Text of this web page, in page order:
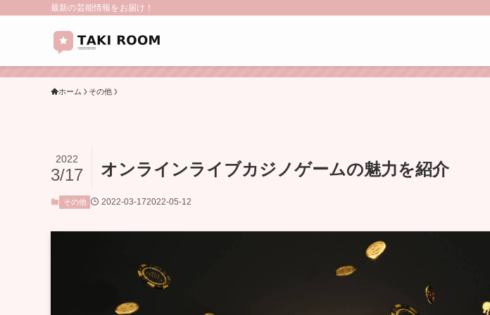
最新の芸能情報をお届け！
ホーム その他
オンラインライブカジノゲームの魅力を紹介
2022
3/17
その他 2022-03-172022-05-12